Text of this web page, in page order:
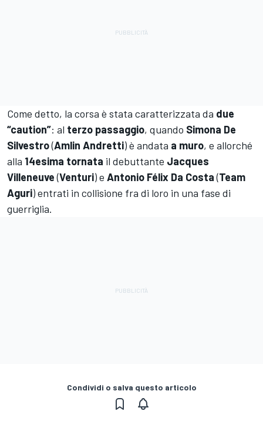
Come detto, la corsa è stata caratterizzata da due
“caution”: al terzo passaggio, quando Simona De
Silvestro(Amlin Andretti) è andata a muro, e allorché
alla 14esima tornata il debuttante Jacques
Villeneuve(Venturi) e Antonio Félix Da Costa(Team
Aguri) entrati in collisione fra di loro in una fase di
guerriglia.
Condividi o salva questo articolo